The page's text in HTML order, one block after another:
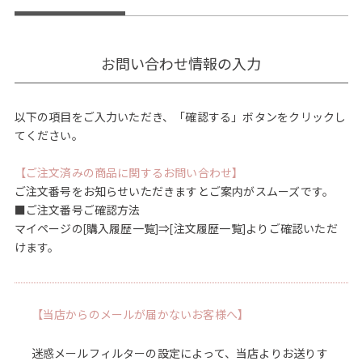
お問い合わせ情報の入力
以下の項目をご入力いただき、「確認する」ボタンをクリックし
てください。
【ご注文済みの商品に関するお問い合わせ】
ご注文番号をお知らせいただきますとご案内がスムーズです。
■ご注文番号ご確認方法
マイページの[購入履歴一覧]⇒[注文履歴一覧]よりご確認いただ
けます。
【当店からのメールが届かないお客様へ】
迷惑メールフィルターの設定によって、当店よりお送りす